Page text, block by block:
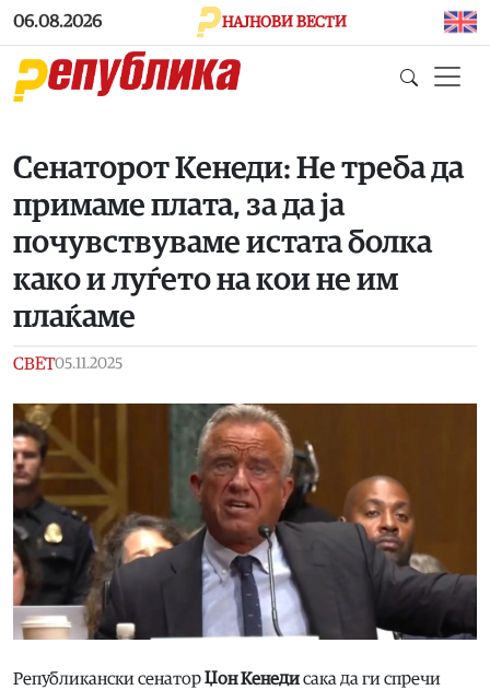
Skip to main content
06.08.2026 НАЈНОВИ ВЕСТИ
Сенаторот Кенеди: Не треба да
примаме плата, за да ја
почувствуваме истата болка
како и луѓето на кои не им
плаќаме
СВЕТ05.11.2025
Републикански сенаторЏон Кенедисака да ги спречи